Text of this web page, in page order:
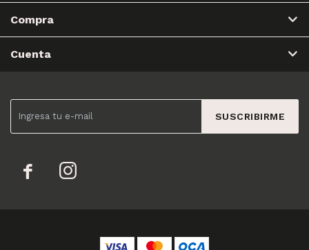
SUSCRIBIRME
 
Compra
Cuenta